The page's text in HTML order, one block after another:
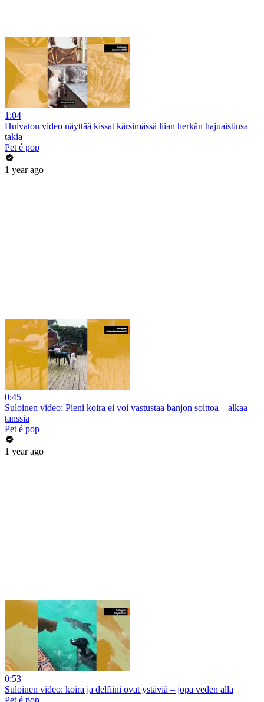
1:04
Hulvaton video näyttää kissat kärsimässä liian herkän hajuaistinsa
takia
Pet é pop
1 year ago
0:45
Suloinen video: Pieni koira ei voi vastustaa banjon soittoa – alkaa
tanssia
Pet é pop
1 year ago
0:53
Suloinen video: koira ja delfiini ovat ystäviä – jopa veden alla